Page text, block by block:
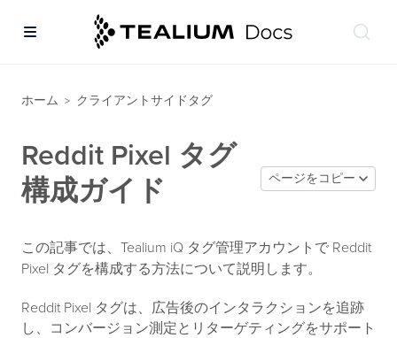
ホーム > クライアントサイドタグ
Reddit Pixel タグ
構成ガイド
ページをコピー
この記事では、Tealium iQ タグ管理アカウントで Reddit
Pixel タグを構成する方法について説明します。
Reddit Pixel タグは、広告後のインタラクションを追跡
し、コンバージョン測定とリターゲティングをサポート